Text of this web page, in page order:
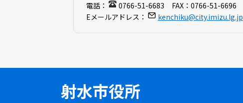
電話：
0766-51-6683 FAX： 0766-51-6696
Eメールアドレス：
kenchiku@city.imizu.lg.jp
射水市役所